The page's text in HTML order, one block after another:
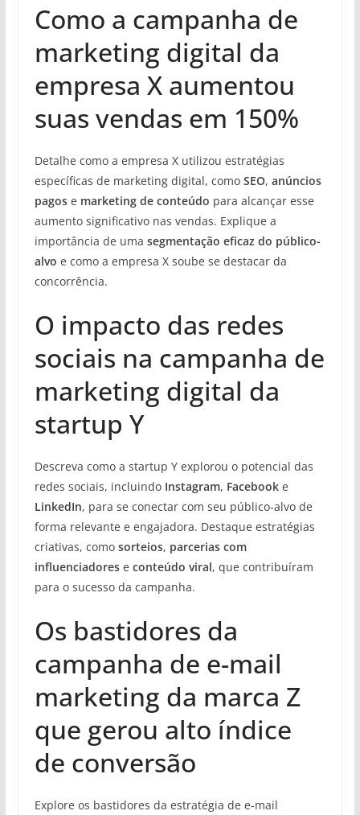
Como a campanha de
marketing digital da
empresa X aumentou
suas vendas em 150%
Detalhe como a empresa X utilizou estratégias
específicas de marketing digital, como SEO, anúncios
pagose marketing de conteúdo para alcançar esse
aumento significativo nas vendas. Explique a
importância de uma segmentação eficaz do público-
alvo e como a empresa X soube se destacar da
concorrência.
O impacto das redes
sociais na campanha de
marketing digital da
startup Y
Descreva como a startup Y explorou o potencial das
redes sociais, incluindo Instagram, Facebooke
LinkedIn, para se conectar com seu público-alvo de
forma relevante e engajadora. Destaque estratégias
criativas, como sorteios, parcerias com
influenciadorese conteúdo viral, que contribuíram
para o sucesso da campanha.
Os bastidores da
campanha de e-mail
marketing da marca Z
que gerou alto índice
de conversão
Explore os bastidores da estratégia de e-mail